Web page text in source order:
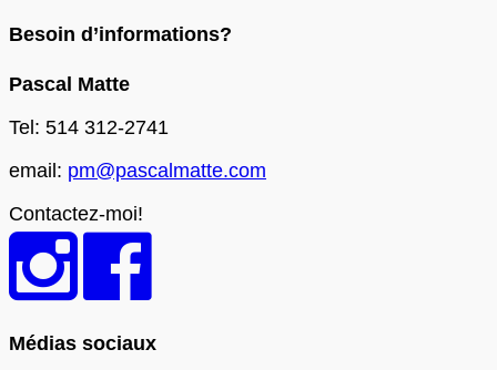
Besoin d’informations?
Pascal Matte
Tel: 514 312-2741
email: pm@pascalmatte.com
Contactez-moi!
Médias sociaux